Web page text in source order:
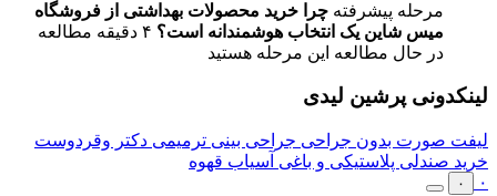
مرحله پیشرفته چرا خرید محصولات بهداشتی از فروشگاه
میس شاین یک انتخاب هوشمندانه است؟ ۴ دقیقه مطالعه
در حال مطالعه این مرحله هستید
لینکدونی پرشین لیدی
لیفت صورت بدون جراحی جراحی بینی ترمیمی دکتر وقردوست
خرید صندلی پلاستیکی و باغی آسیاب قهوه
۰
۰